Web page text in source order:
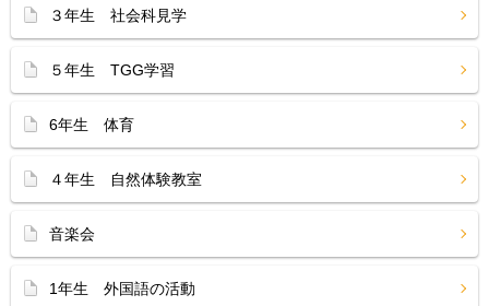
３年生 社会科見学
５年生 TGG学習
6年生 体育
４年生 自然体験教室
音楽会
1年生 外国語の活動